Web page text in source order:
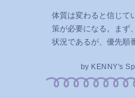
体質は変わると信じて
策が必要になる。まず
状況であるが、優先順
by KENNY's